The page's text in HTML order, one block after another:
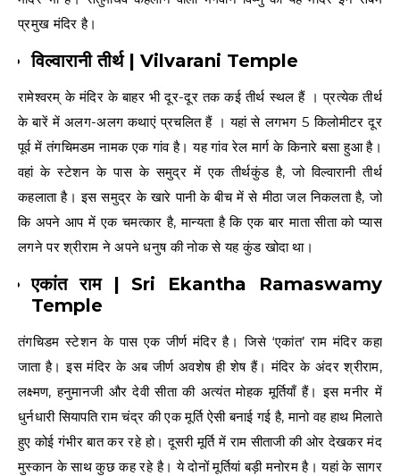
प्रमुख मंदिर है।
विल्वारानी तीर्थ | Vilvarani Temple
रामेश्वरम् के मंदिर के बाहर भी दूर-दूर तक कई तीर्थ स्थल हैं । प्रत्येक तीर्थ
के बारें में अलग-अलग कथाएं प्रचलित हैं । यहां से लगभग 5 किलोमीटर दूर
पूर्व में तंगचिमडम नामक एक गांव है। यह गांव रेल मार्ग के किनारे बसा हुआ है।
वहां के स्टेशन के पास के समुद्र में एक तीर्थकुंड है, जो विल्वारानी तीर्थ
कहलाता है। इस समुद्र के खारे पानी के बीच में से मीठा जल निकलता है, जो
कि अपने आप में एक चमत्कार है, मान्यता है कि एक बार माता सीता को प्यास
लगने पर श्रीराम ने अपने धनुष की नोक से यह कुंड खोदा था।
एकांत राम | Sri Ekantha Ramaswamy
Temple
तंगचिडम स्टेशन के पास एक जीर्ण मंदिर है। जिसे ‘एकांत’ राम मंदिर कहा
जाता है। इस मंदिर के अब जीर्ण अवशेष ही शेष हैं। मंदिर के अंदर श्रीराम,
लक्ष्मण, हनुमानजी और देवी सीता की अत्यंत मोहक मूर्तियाँ हैं। इस मनीर में
धुर्नधारी सियापति राम चंद्र की एक मूर्ति ऐसी बनाई गई है, मानो वह हाथ मिलाते
हुए कोई गंभीर बात कर रहे हो। दूसरी मूर्ति में राम सीताजी की ओर देखकर मंद
मुस्कान के साथ कुछ कह रहे है। ये दोनों मूर्तियां बड़ी मनोरम है। यहां के सागर